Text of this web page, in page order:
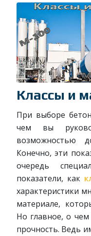
Классы и
При выборе
чем вы
возможностью
Конечно, эти
очередь
показатели, как
характеристики
материале,
Но главное, о
прочность. Ведь